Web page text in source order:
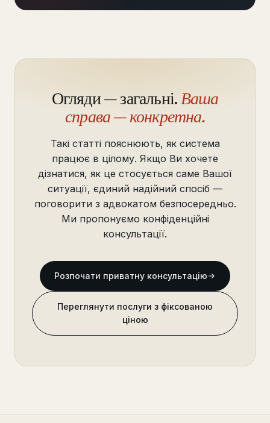
Огляди — загальні.Ваша
справа — конкретна.
Такі статті пояснюють, як система
працює в цілому. Якщо Ви хочете
дізнатися, як це стосується саме Вашої
ситуації, єдиний надійний спосіб —
поговорити з адвокатом безпосередньо.
Ми пропонуємо конфіденційні
консультації.
Розпочати приватну консультацію
Переглянути послуги з фіксованою
ціною